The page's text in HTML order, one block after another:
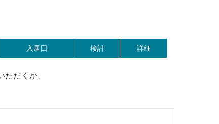
入居日 検討 詳細
だくか、